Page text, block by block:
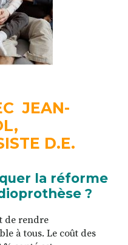
JEAN-
D.E.
la réforme
?
de rendre
à tous. Le coût des